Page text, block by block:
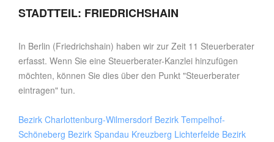
STADTTEIL: FRIEDRICHSHAIN
In Berlin (Friedrichshain) haben wir zur Zeit 11 Steuerberater
erfasst. Wenn Sie eine Steuerberater-Kanzlei hinzufügen
möchten, können Sie dies über den Punkt "Steuerberater
eintragen" tun.
Bezirk Charlottenburg-Wilmersdorf Bezirk Tempelhof-
Schöneberg Bezirk Spandau Kreuzberg Lichterfelde Bezirk